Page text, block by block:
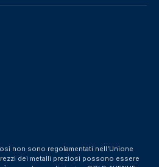
non sono regolamentati nell'Unione
dei metalli preziosi possono essere